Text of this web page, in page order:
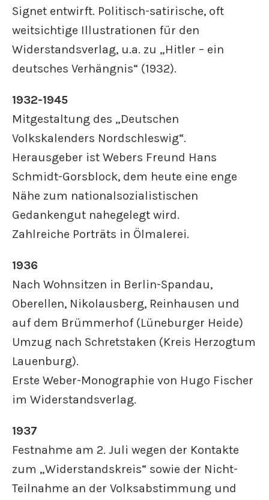
Signet entwirft. Politisch-satirische, oft
weitsichtige Illustrationen für den
Widerstandsverlag, u.a. zu „Hitler – ein
deutsches Verhängnis“ (1932).
1932-1945
Mitgestaltung des „Deutschen
Volkskalenders Nordschleswig“.
Herausgeber ist Webers Freund Hans
Schmidt-Gorsblock, dem heute eine enge
Nähe zum nationalsozialistischen
Gedankengut nahegelegt wird.
Zahlreiche Porträts in Ölmalerei.
1936
Nach Wohnsitzen in Berlin-Spandau,
Oberellen, Nikolausberg, Reinhausen und
auf dem Brümmerhof (Lüneburger Heide)
Umzug nach Schretstaken (Kreis Herzogtum
Lauenburg).
Erste Weber-Monographie von Hugo Fischer
im Widerstandsverlag.
1937
Festnahme am 2. Juli wegen der Kontakte
zum „Widerstandskreis“ sowie der Nicht-
Teilnahme an der Volksabstimmung und